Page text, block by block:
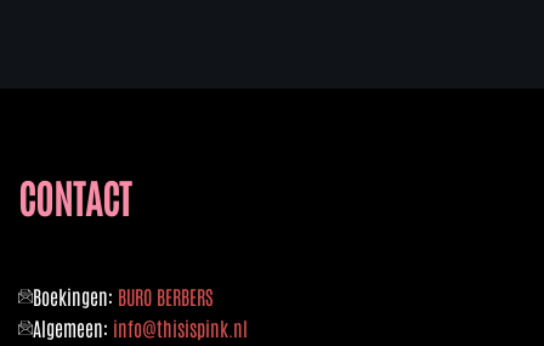
CONTACT
Boekingen: BURO BERBERS
Algemeen: info@thisispink.nl